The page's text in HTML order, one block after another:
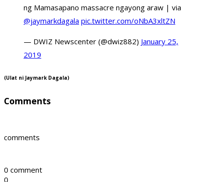
ng Mamasapano massacre ngayong araw | via
@jaymarkdagala pic.twitter.com/oNbA3xltZN
— DWIZ Newscenter (@dwiz882) January 25,
2019
(Ulat ni Jaymark Dagala)
Comments
comments
0 comment
0